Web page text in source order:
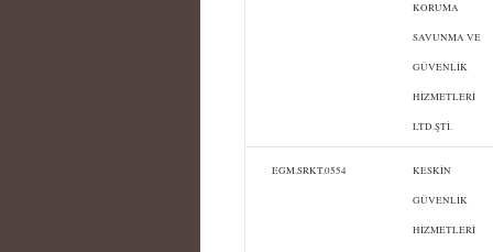
KORUMA
SAVUNMA VE
GÜVENLİK
HİZMETLERİ
LTD.ŞTİ.
EGM.SRKT.0554 KESKİN
GÜVENLİK
HİZMETLERİ